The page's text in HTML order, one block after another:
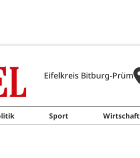
Eifelkreis Bitburg-Prüm
Sport Wirtschaft